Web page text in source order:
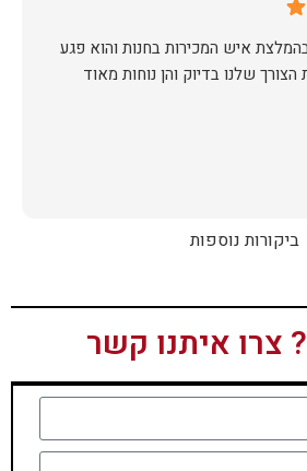
בהמלצת איש המכירות בחנות והוא פגע
שלנו בדיוק והן נוחות מאוד
ביקורות נוספות
צרו איתנו קשר